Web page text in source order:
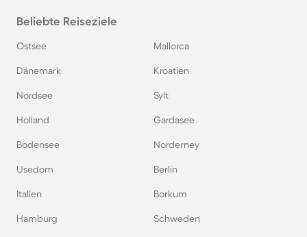
Beliebte Reiseziele
Ostsee Mallorca
Dänemark Kroatien
Nordsee Sylt
Holland Gardasee
Bodensee Norderney
Usedom Berlin
Italien Borkum
Hamburg Schweden